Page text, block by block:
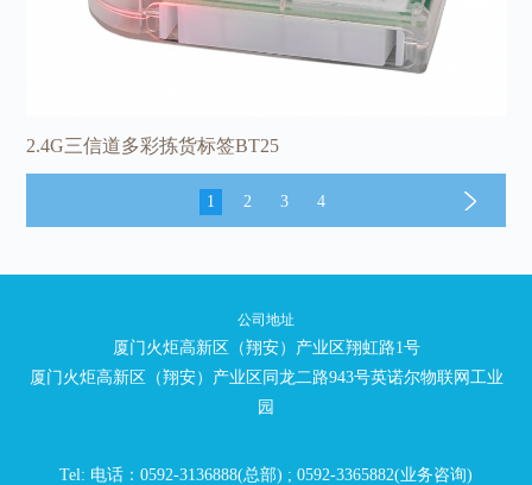
2.4G三信道多彩拣货标签BT25
1 2 3 4
公司地址
厦门火炬高新区（翔安）产业区翔虹路1号
厦门火炬高新区（翔安）产业区同龙二路943号英诺尔物联网工业
园
Tel: 电话：0592-3136888(总部) ; 0592-3365882(业务咨询)